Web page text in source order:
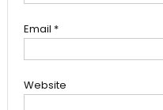
Email *
Website